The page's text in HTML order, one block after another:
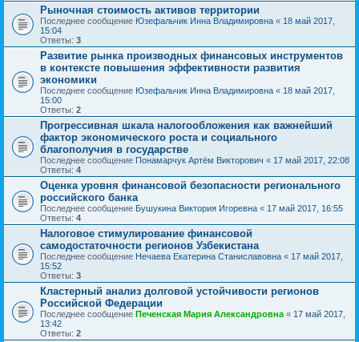
Рыночная стоимость активов территории
Последнее сообщение Юзефальчик Инна Владимировна « 18 май 2017,
15:04
Ответы: 3
Развитие рынка производных финансовых инструментов
в контексте повышения эффективности развития
экономики
Последнее сообщение Юзефальчик Инна Владимировна « 18 май 2017,
15:00
Ответы: 2
Прогрессивная шкала налогообложения как важнейший
фактор экономического роста и социального
благополучия в государстве
Последнее сообщение Понамарчук Артём Викторович « 17 май 2017, 22:08
Ответы: 4
Оценка уровня финансовой безопасности регионального
российского банка
Последнее сообщение Бушукина Виктория Игоревна « 17 май 2017, 16:55
Ответы: 4
Налоговое стимулирование финансовой
самодостаточности регионов Узбекистана
Последнее сообщение Нечаева Екатерина Станиславовна « 17 май 2017,
15:52
Ответы: 3
Кластерный анализ долговой устойчивости регионов
Российской Федерации
Последнее сообщение Печенская Мария Александровна « 17 май 2017,
13:42
Ответы: 2